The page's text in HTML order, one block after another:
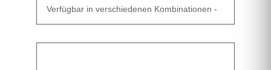
Verfügbar in verschiedenen Kombinationen -